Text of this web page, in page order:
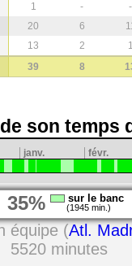
1 -
-
20 6
13 2
39 8
son temps
janv. févr.
35% sur le banc
(1945 min.)
équipe (Atl.
5520 minutes